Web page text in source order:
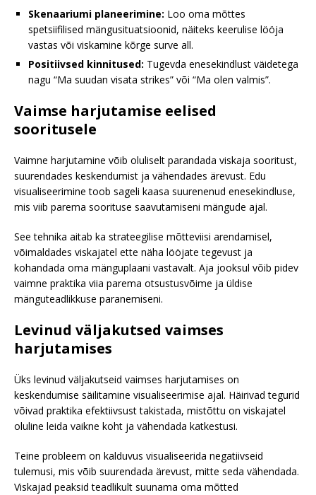
Skenaariumi planeerimine: Loo oma mõttes
spetsiifilised mängusituatsioonid, näiteks keerulise lööja
vastas või viskamine kõrge surve all.
Positiivsed kinnitused: Tugevda enesekindlust väidetega
nagu “Ma suudan visata strikes” või “Ma olen valmis”.
Vaimse harjutamise eelised
sooritusele
Vaimne harjutamine võib oluliselt parandada viskaja sooritust,
suurendades keskendumist ja vähendades ärevust. Edu
visualiseerimine toob sageli kaasa suurenenud enesekindluse,
mis viib parema soorituse saavutamiseni mängude ajal.
See tehnika aitab ka strateegilise mõtteviisi arendamisel,
võimaldades viskajatel ette näha lööjate tegevust ja
kohandada oma mänguplaani vastavalt. Aja jooksul võib pidev
vaimne praktika viia parema otsustusvõime ja üldise
mänguteadlikkuse paranemiseni.
Levinud väljakutsed vaimses
harjutamises
Üks levinud väljakutseid vaimses harjutamises on
keskendumise säilitamine visualiseerimise ajal. Häirivad tegurid
võivad praktika efektiivsust takistada, mistõttu on viskajatel
oluline leida vaikne koht ja vähendada katkestusi.
Teine probleem on kalduvus visualiseerida negatiivseid
tulemusi, mis võib suurendada ärevust, mitte seda vähendada.
Viskajad peaksid teadlikult suunama oma mõtted